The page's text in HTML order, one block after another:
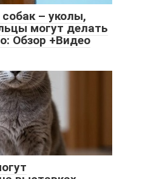
– уколы,
могут делать
Обзор +Видео